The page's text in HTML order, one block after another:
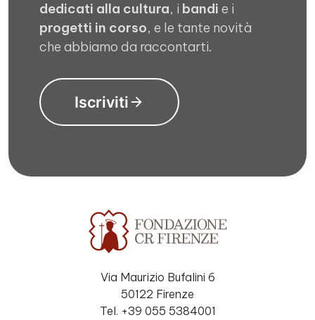
dedicati alla cultura, i bandi e i
progetti in corso, e le tante novità
che abbiamo da raccontarti.
Iscriviti
Via Maurizio Bufalini 6
50122 Firenze
Tel. +39 055 5384001